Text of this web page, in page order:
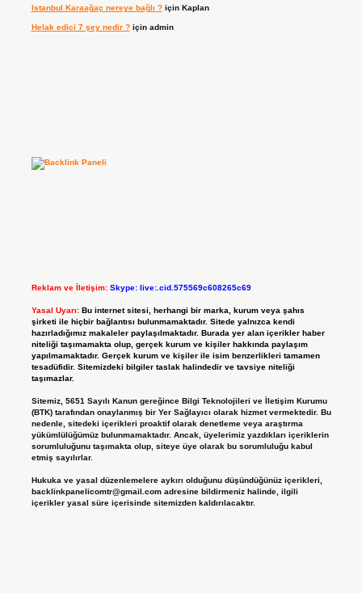
Istanbul Karaağaç nereye bağlı ?için Kaplan
Helak edici 7 şey nedir ?için admin
Reklam ve İletişim: Skype: live:.cid.575569c608265c69
Yasal Uyarı: Bu internet sitesi, herhangi bir marka, kurum veya şahıs
şirketi ile hiçbir bağlantısı bulunmamaktadır. Sitede yalnızca kendi
hazırladığımız makaleler paylaşılmaktadır. Burada yer alan içerikler haber
niteliği taşımamakta olup, gerçek kurum ve kişiler hakkında paylaşım
yapılmamaktadır. Gerçek kurum ve kişiler ile isim benzerlikleri tamamen
tesadüfidir. Sitemizdeki bilgiler taslak halindedir ve tavsiye niteliği
taşımazlar.
Sitemiz, 5651 Sayılı Kanun gereğince Bilgi Teknolojileri ve İletişim Kurumu
(BTK) tarafından onaylanmış bir Yer Sağlayıcı olarak hizmet vermektedir. Bu
nedenle, sitedeki içerikleri proaktif olarak denetleme veya araştırma
yükümlülüğümüz bulunmamaktadır. Ancak, üyelerimiz yazdıkları içeriklerin
sorumluluğunu taşımakta olup, siteye üye olarak bu sorumluluğu kabul
etmiş sayılırlar.
Hukuka ve yasal düzenlemelere aykırı olduğunu düşündüğünüz içerikleri,
backlinkpanelicomtr@gmail.comadresine bildirmeniz halinde, ilgili
içerikler yasal süre içerisinde sitemizden kaldırılacaktır.